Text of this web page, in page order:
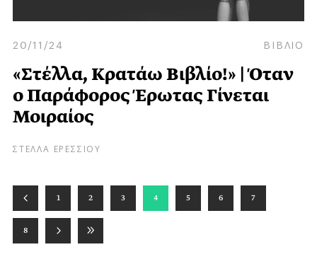
20/11/24 ΒΙΒΛΙΟ
«Στέλλα, Κρατάω Βιβλίο!» | Όταν
ο Παράφορος Έρωτας Γίνεται
Μοιραίος
ΣΤΕΛΛΑ ΕΡΕΣΣΙΟΥ
1 2 3 4 5 6 7
8